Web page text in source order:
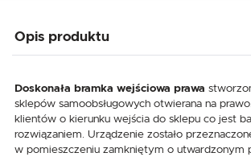
Opis produktu
Doskonała bramka wejściowa prawa
sklepów samoobsługowych otwierana na
klientów o kierunku wejścia do sklepu co jest
rozwiązaniem. Urządzenie zostało
w pomieszczeniu zamkniętym o utwardzonym